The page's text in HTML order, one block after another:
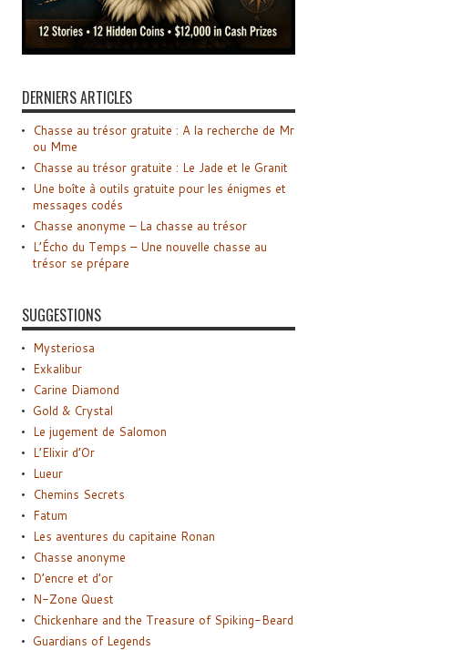
DERNIERS ARTICLES
Chasse au trésor gratuite : A la recherche de Mr
ou Mme
Chasse au trésor gratuite : Le Jade et le Granit
Une boîte à outils gratuite pour les énigmes et
messages codés
Chasse anonyme – La chasse au trésor
L’Écho du Temps – Une nouvelle chasse au
trésor se prépare
SUGGESTIONS
Mysteriosa
Exkalibur
Carine Diamond
Gold & Crystal
Le jugement de Salomon
L’Elixir d’Or
Lueur
Chemins Secrets
Fatum
Les aventures du capitaine Ronan
Chasse anonyme
D’encre et d’or
N-Zone Quest
Chickenhare and the Treasure of Spiking-Beard
Guardians of Legends